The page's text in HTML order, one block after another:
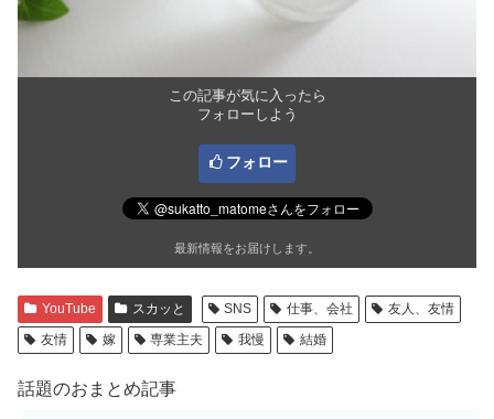
この記事が気に入ったら
フォローしよう
フォロー
最新情報をお届けします。
YouTube スカッと SNS 仕事、会社
友人、友情
友情
嫁 専業主夫 我慢 結婚
話題のおまとめ記事